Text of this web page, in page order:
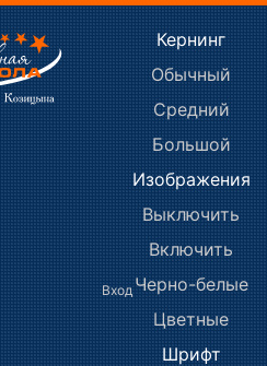
Кернинг
Обычный
Средний
Большой
Изображения
Выключить
Включить
Черно-белые
Цветные
Шрифт
Вход